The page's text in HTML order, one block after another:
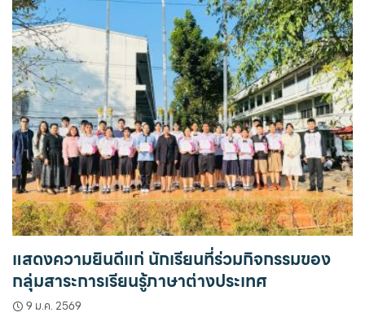
แสดงความยินดีแก่ นักเรียนที่ร่วมกิจกรรมของ
กลุ่มสาระการเรียนรู้ภาษาต่างประเทศ
9 ม.ค. 2569